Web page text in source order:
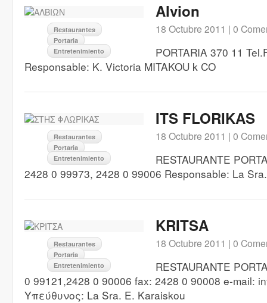
Restaurantes
Portaria
Entretenimiento
Alvion
18 Octubre 2011 | 0
PORTARIA 370 11
Responsable: K. Victoria MITAKOU k CO
Restaurantes
Portaria
Entretenimiento
ITS FLORIKAS
18 Octubre 2011 | 0
RESTAURANTE
2428 0 99973, 2428 0 99006 Responsable: La
Restaurantes
Portaria
Entretenimiento
KRITSA
18 Octubre 2011 | 0
RESTAURANTE
0 99121,2428 0 90006 fax: 2428 0 90008 e-mail:
Υπεύθυνος: La Sra. E. Karaiskou